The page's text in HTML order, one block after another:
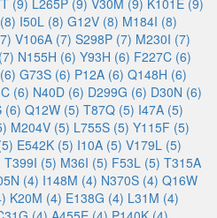
(9) L265P (9) V30M (9) K101E (9)
I50L (8) G12V (8) M184I (8)
V106A (7) S298P (7) M230I (7)
N155H (6) Y93H (6) F227C (6)
G73S (6) P12A (6) Q148H (6)
(6) N40D (6) D299G (6) D30N (6)
(6) Q12W (5) T87Q (5) I47A (5)
M204V (5) L755S (5) Y115F (5)
E542K (5) I10A (5) V179L (5)
T399I (5) M36I (5) F53L (5) T315A
(4) I148M (4) N370S (4) Q16W
K20M (4) E138G (4) L31M (4)